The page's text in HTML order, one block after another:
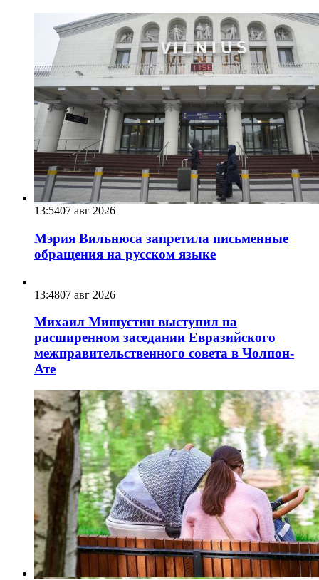
13:5407 авг 2026
Мэрия Вильнюса запретила письменные
обращения на русском языке
13:4807 авг 2026
Михаил Мишустин выступил на
расширенном заседании Евразийского
межправительственного совета в Чолпон-
Ате